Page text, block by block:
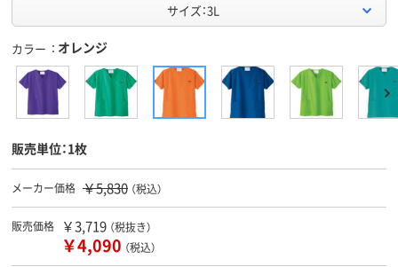
サイズ：3L
カラー オレンジ
販売単位：1枚
メーカー価格 ￥5,830 （税込）
販売価格 ￥3,719 （税抜き）
￥4,090 （税込）